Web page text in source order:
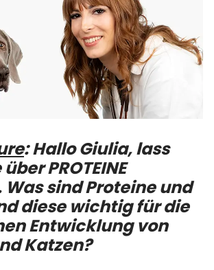
: Hallo Giulia, lass
PROTEINE
sind Proteine und
diese wichtig für die
Entwicklung von
Katzen?